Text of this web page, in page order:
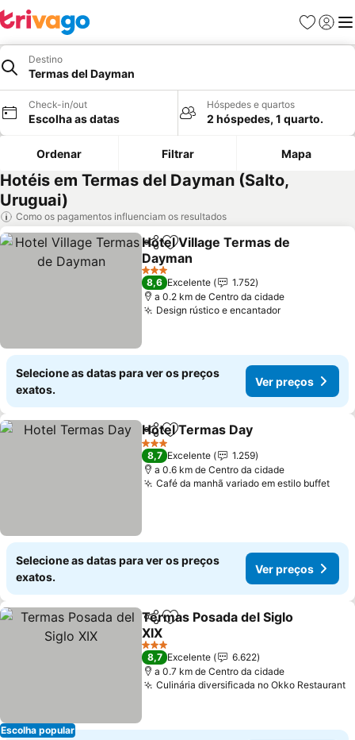
Favoritos
Iniciar
Destino
Termas del Dayman
Check-in/out
Escolha as datas
Hóspedes e quartos
2 hóspedes, 1 quarto.
Ordenar Filtrar Mapa
Hotéis em Termas del Dayman (Salto,
Uruguai)
Como os pagamentos influenciam os resultados
PartilharAdicionar aos favoritos
Hotel Village Termas de
Dayman
3 Estrelas
8,6 Excelente
1.752
a 0.2 km de Centro da cidade
Design rústico e encantador
Selecione as datas para ver os preços
exatos.
Ver preços
PartilharAdicionar aos favoritos
Hotel Termas Day
3 Estrelas
8,7 Excelente
1.259
a 0.6 km de Centro da cidade
Café da manhã variado em estilo buffet
Selecione as datas para ver os preços
exatos.
Ver preços
Escolha popular
PartilharAdicionar aos favoritos
Termas Posada del Siglo
XIX
3 Estrelas
8,7 Excelente
6.622
a 0.7 km de Centro da cidade
Culinária diversificada no Okko Restaurant